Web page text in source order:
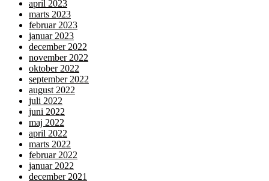
april 2023
marts 2023
februar 2023
januar 2023
december 2022
november 2022
oktober 2022
september 2022
august 2022
juli 2022
juni 2022
maj 2022
april 2022
marts 2022
februar 2022
januar 2022
december 2021